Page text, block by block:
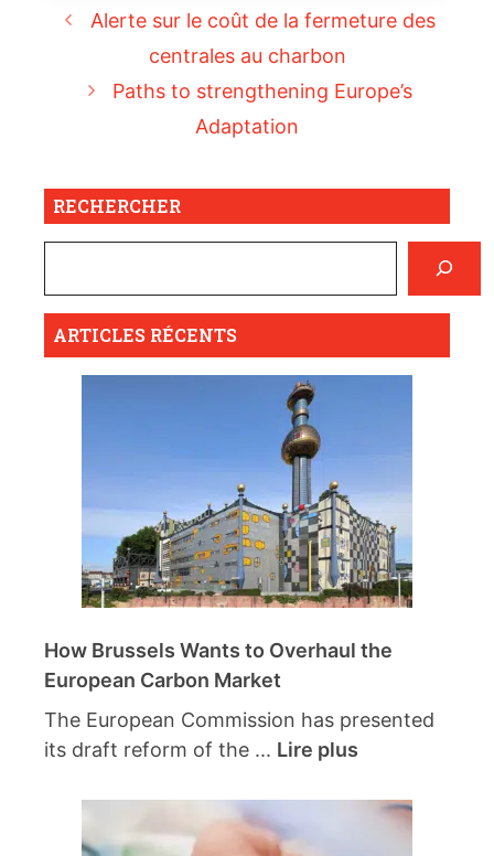
Alerte sur le coût de la fermeture des
centrales au charbon
Paths to strengthening Europe’s
Adaptation
RECHERCHER
ARTICLES RÉCENTS
How Brussels Wants to Overhaul the
European Carbon Market
The European Commission has presented
its draft reform of the ... Lire plus